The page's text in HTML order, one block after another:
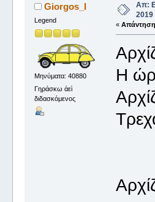
Giorgos_I
Legend
Μηνύματα: 40880
Γηράσκω ἀεὶ
διδασκόμενος
Απ:
2019
«Απάντηση
Η